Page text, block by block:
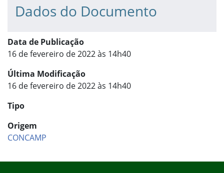
Dados do Documento
Data de Publicação
16 de fevereiro de 2022 às 14h40
Última Modificação
16 de fevereiro de 2022 às 14h40
Tipo
Origem
CONCAMP